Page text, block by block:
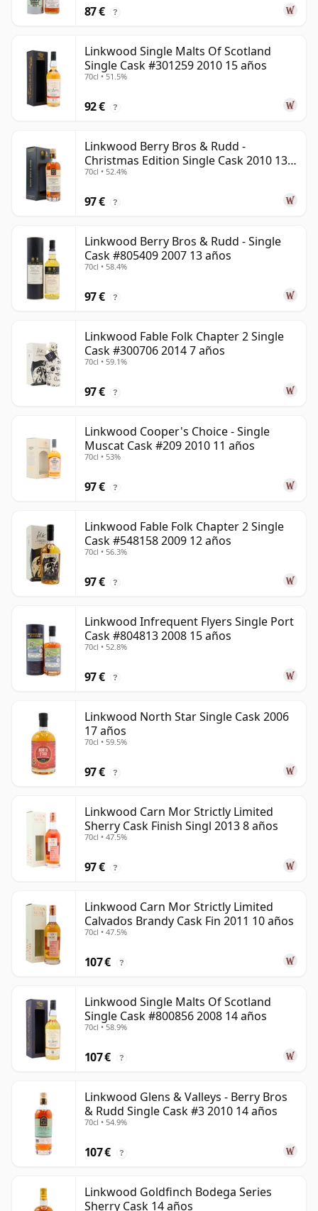
87 € ?
Linkwood Single Malts Of Scotland
Single Cask #301259 2010 15 años
70cl • 51.5%
92 € ?
Linkwood Berry Bros & Rudd -
Christmas Edition Single Cask 2010 13
años
70cl • 52.4%
97 € ?
Linkwood Berry Bros & Rudd - Single
Cask #805409 2007 13 años
70cl • 58.4%
97 € ?
Linkwood Fable Folk Chapter 2 Single
Cask #300706 2014 7 años
70cl • 59.1%
97 € ?
Linkwood Cooper's Choice - Single
Muscat Cask #209 2010 11 años
70cl • 53%
97 € ?
Linkwood Fable Folk Chapter 2 Single
Cask #548158 2009 12 años
70cl • 56.3%
97 € ?
Linkwood Infrequent Flyers Single Port
Cask #804813 2008 15 años
70cl • 52.8%
97 € ?
Linkwood North Star Single Cask 2006
17 años
70cl • 59.5%
97 € ?
Linkwood Carn Mor Strictly Limited
Sherry Cask Finish Singl 2013 8 años
70cl • 47.5%
97 € ?
Linkwood Carn Mor Strictly Limited
Calvados Brandy Cask Fin 2011 10 años
70cl • 47.5%
107 € ?
Linkwood Single Malts Of Scotland
Single Cask #800856 2008 14 años
70cl • 58.9%
107 € ?
Linkwood Glens & Valleys - Berry Bros
& Rudd Single Cask #3 2010 14 años
70cl • 54.9%
107 € ?
Linkwood Goldfinch Bodega Series
Sherry Cask 14 años